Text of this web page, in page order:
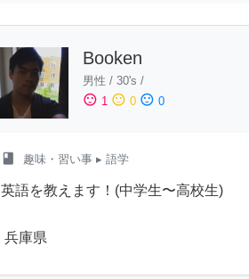
Booken
男性 / 30's /
sentiment_satisfied 1 sentiment_neutral 0 sentiment_dissatisfied 0
class 趣味・習い事 ▸ 語学
英語を教えます！(中学生〜高校生)
兵庫県